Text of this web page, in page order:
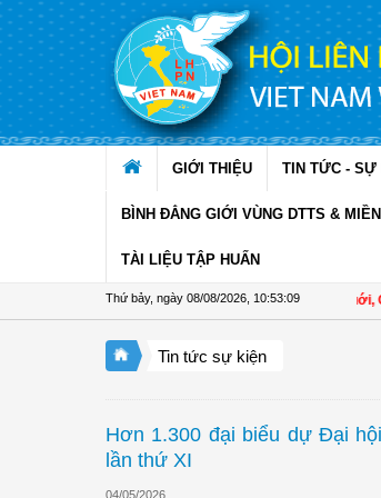
Truy cập nội dung luôn
GIỚI THIỆU TIN TỨC - SỰ
BÌNH ĐẲNG GIỚI VÙNG DTTS & MIỀN
TÀI LIỆU TẬP HUẤN
Thứ bảy, ngày 08/08/2026 10:53:10
Hội LHPN xã Ninh Quới, Cà
Tin tức sự kiện
Hơn 1.300 đại biểu dự Đại
lần thứ XI
04/05/2026